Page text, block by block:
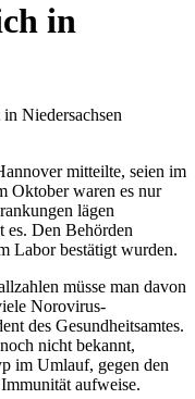
in
Niedersachsen
mitteilte, seien im
Oktober waren es nur
lägen
es. Den Behörden
Labor bestätigt wurden.
müsse man davon
Norovirus-
des Gesundheitsamtes.
nicht bekannt,
im Umlauf, gegen den
aufweise.